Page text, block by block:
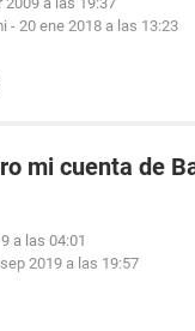
- 20 ene 2018 a las 13:23
mi cuenta de
a las 04:01
2019 a las 19:57